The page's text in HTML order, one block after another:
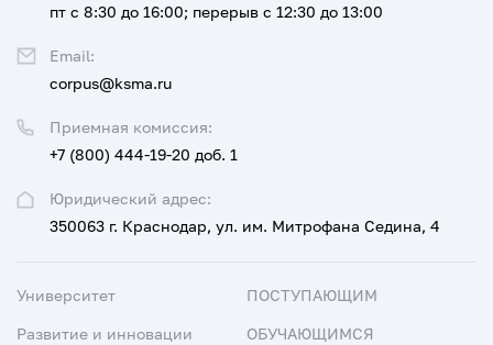
Юридический адрес:
350063 г. Краснодар, ул. им. Митрофана Седина, 4
Приемная комиссия:
+7 (800) 444-19-20 доб. 1
пт с 8:30 до 16:00; перерыв с 12:30 до 13:00
Email:
corpus@ksma.ru
Университет
Развитие и инновации
ПОСТУПАЮЩИМ
ОБУЧАЮЩИМСЯ